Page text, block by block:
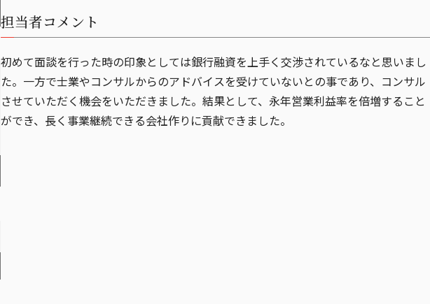
担当者コメント
初めて面談を行った時の印象としては銀行融資を上手く交渉されているなと思いまし
た。一方で士業やコンサルからのアドバイスを受けていないとの事であり、コンサル
させていただく機会をいただきました。結果として、永年営業利益率を倍増すること
ができ、長く事業継続できる会社作りに貢献できました。